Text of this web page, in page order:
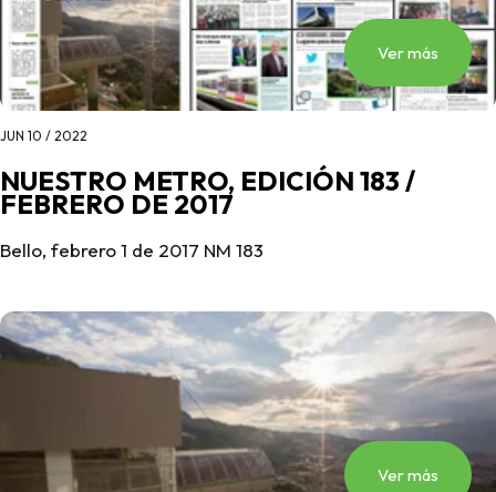
Ver más
JUN 10 / 2022
NUESTRO METRO, EDICIÓN 183 /
FEBRERO DE 2017
Bello, febrero 1 de 2017 NM 183
Ver más